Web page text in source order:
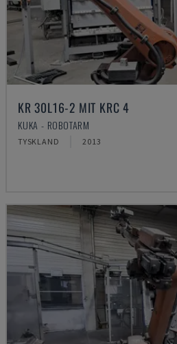
KR 30L16-2 MIT KRC 4
KUKA - ROBOTARM
TYSKLAND 2013